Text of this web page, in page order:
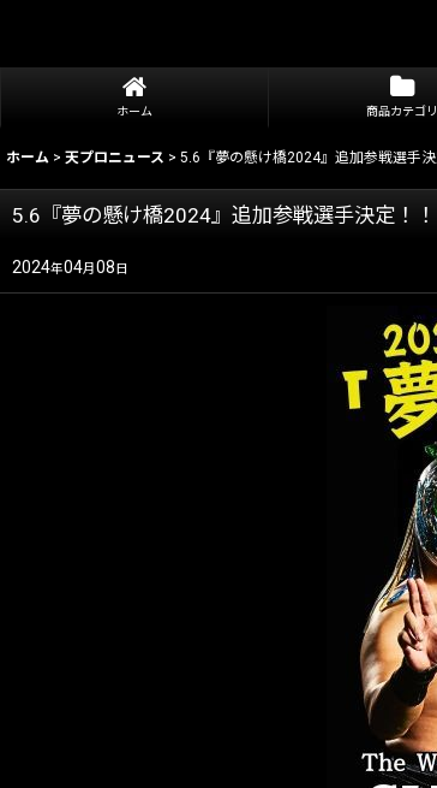
ホーム 商品カテゴリ
ホーム > 天プロニュース > 5.6『夢の懸け橋2024』追加参戦選手決
5.6『夢の懸け橋2024』追加参戦選手決定！！
2024年04月 08 日